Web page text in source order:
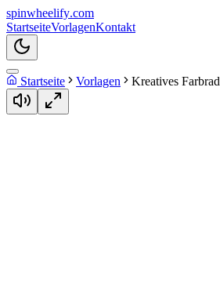
spinwheelify.com
StartseiteVorlagenKontakt
Startseite Vorlagen Kreatives Farbrad